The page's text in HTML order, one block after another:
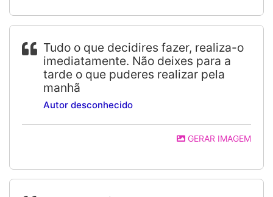
Tudo o que decidires fazer, realiza-o
imediatamente. Não deixes para a
tarde o que puderes realizar pela
manhã
Autor desconhecido
GERAR IMAGEM